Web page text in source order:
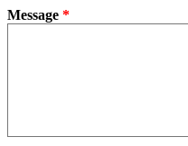
Message *